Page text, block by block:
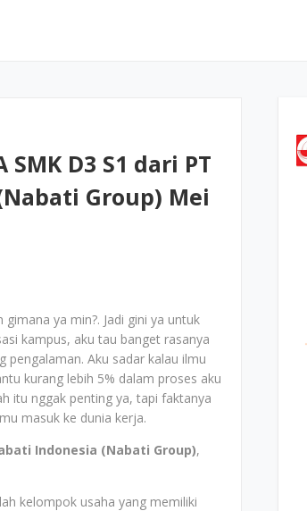
D3 S1 dari PT
Group) Mei
ya min?. Jadi gini ya untuk
kampus, aku tau banget rasanya
pengalaman. Aku sadar kalau ilmu
kurang lebih 5% dalam proses aku
itu nggak penting ya, tapi faktanya
masuk ke dunia kerja.
Indonesia (Nabati Group),
kelompok usaha yang memiliki